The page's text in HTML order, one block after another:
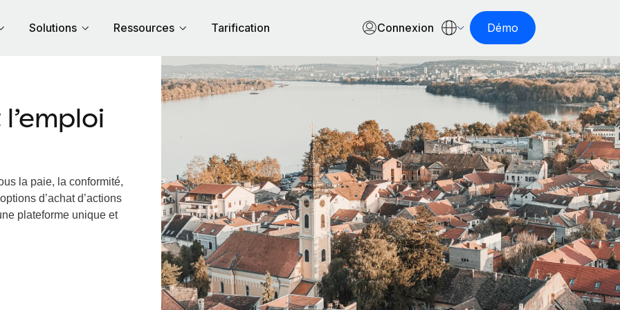
Solutions Ressources Tarification Connexion Démo
la paie, la conformité,
d’achat d’actions
plateforme unique et